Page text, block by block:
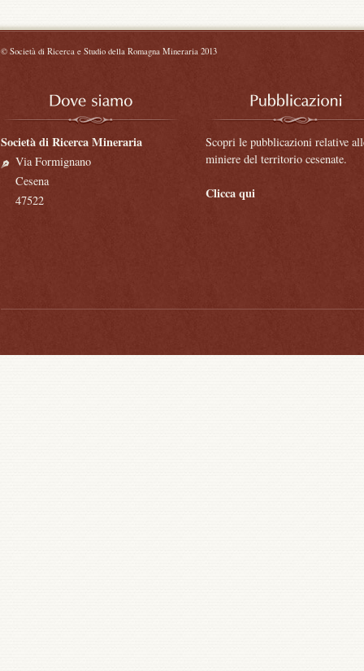
© Società di Ricerca e Studio della Romagna Mineraria 2013
Società di Ricerca Mineraria
Via Formignano
Cesena
47522
Scopri le pubblicazioni relative
miniere del territorio cesenate.
Clicca qui